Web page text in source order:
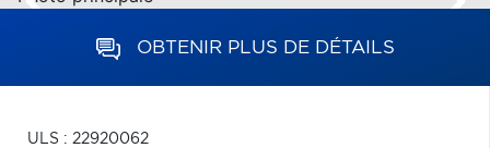
OBTENIR PLUS DE DÉTAILS
ULS : 22920062